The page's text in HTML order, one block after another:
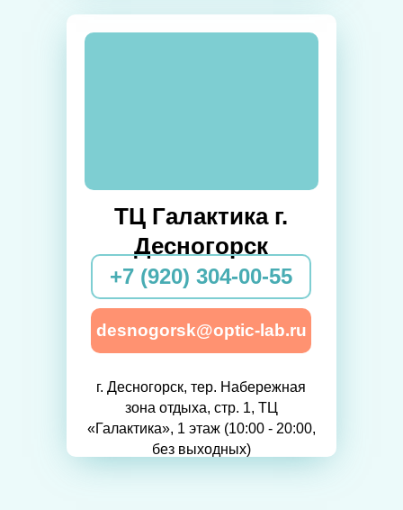
ТЦ Галактика г.
Десногорск
+7 (920) 304-00-55
desnogorsk@optic-lab.ru
г. Десногорск, тер. Набережная
зона отдыха, стр. 1, ТЦ
«Галактика», 1 этаж (10:00 - 20:00,
без выходных)